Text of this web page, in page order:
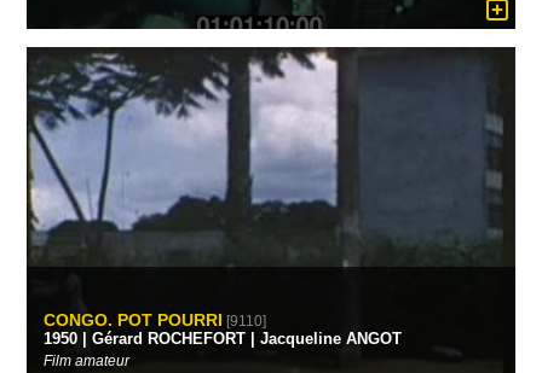
CONGO. POT POURRI [9110]
1950 | Gérard ROCHEFORT | Jacqueline ANGOT
Film amateur